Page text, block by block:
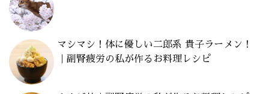
マシマシ！体に優しい二郎系 貴子ラーメン！
｜副腎疲労の私が作るお料理レシピ